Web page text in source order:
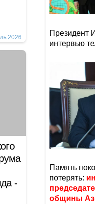
2026
-
Президент
интервью
Память
потерять:
общины